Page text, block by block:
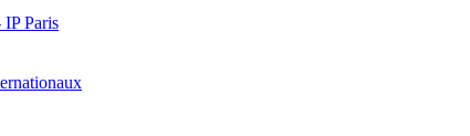
Paris